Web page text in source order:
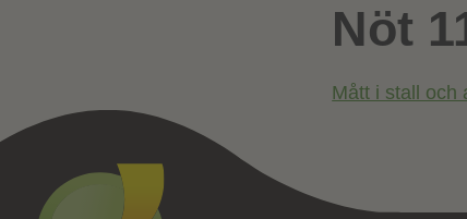
Nöt
Mått i stall och